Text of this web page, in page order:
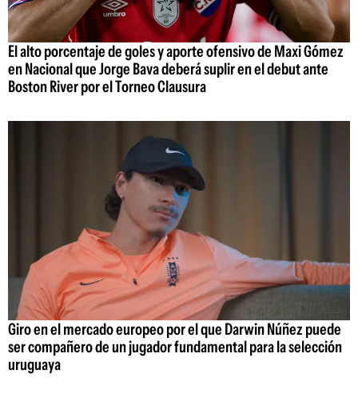
El alto porcentaje de goles y aporte ofensivo de Maxi Gómez
en Nacional que Jorge Bava deberá suplir en el debut ante
Boston River por el Torneo Clausura
Giro en el mercado europeo por el que Darwin Núñez puede
ser compañero de un jugador fundamental para la selección
uruguaya